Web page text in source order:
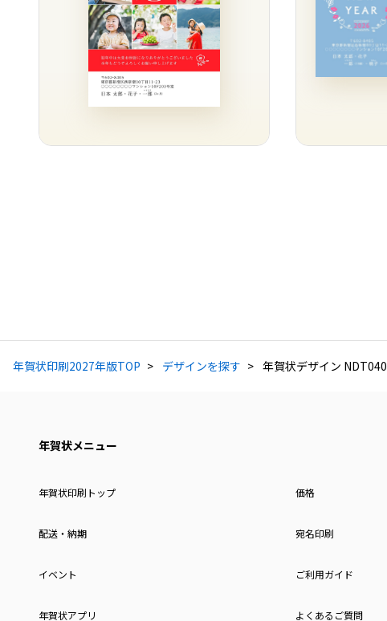
年賀状印刷2027年版TOP デザインを探す 年賀状デザイン NDT040
年賀状メニュー
年賀状印刷トップ 価格
配送・納期 宛名印刷
イベント ご利用ガイド
年賀状アプリ よくあるご質問